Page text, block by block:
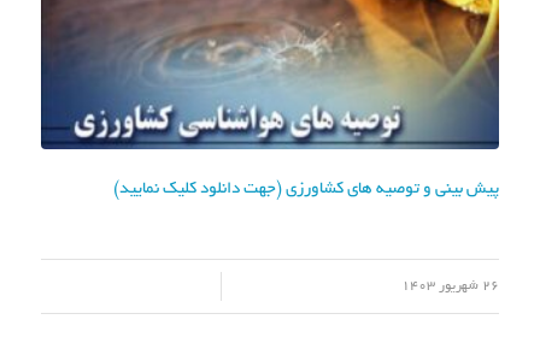
پیش بینی و توصیه های کشاورزی (جهت دانلود کلیک نمایید)
26 شهریور 1403